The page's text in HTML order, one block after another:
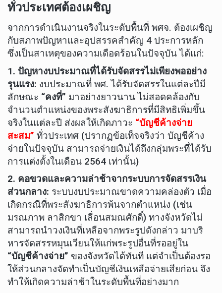
ทั่วประเทศต้องเผชิญ
จากการดำเนินงานจริงในระดับพื้นที่ พศจ. ต้องเผชิญ
กับสภาพปัญหาและอุปสรรคสำคัญ 4 ประการหลัก
ซึ่งเป็นสาเหตุของความเดือดร้อนในปัจจุบัน ได้แก่:
1. ปัญหางบประมาณที่ได้รับจัดสรรไม่เพียงพออย่าง
รุนแรง: งบประมาณที่ พศ. ได้รับจัดสรรในแต่ละปีมี
ลักษณะ “คงที่” มาอย่างยาวนาน ไม่สอดคล้องกับ
จำนวนตำแหน่งของพระสังฆาธิการที่มีสิทธิเพิ่มขึ้น
จริงในแต่ละปี ส่งผลให้เกิดภาวะ “บัญชีค้างจ่าย
สะสม” ทั่วประเทศ (ปรากฏข้อเท็จจริงว่า บัญชีค้าง
จ่ายในปัจจุบัน สามารถจ่ายเงินได้ถึงกลุ่มพระที่ได้รับ
การแต่งตั้งในเดือน 2564 เท่านั้น)
2. คอขวดและความล่าช้าจากระบบการจัดสรรเงิน
ส่วนกลาง: ระบบงบประมาณขาดความคล่องตัว เมื่อ
เกิดกรณีที่พระสังฆาธิการพ้นจากตำแหน่ง (เช่น
มรณภาพ ลาสิกขา เลื่อนสมณศักดิ์) ทางจังหวัดไม่
สามารถนำวงเงินที่เหลือจากพระรูปดังกล่าว มาบริ
หารจัดสรรหมุนเวียนให้แก่พระรูปอื่นที่รออยู่ใน
“บัญชีค้างจ่าย” ของจังหวัดได้ทันที แต่จำเป็นต้องรอ
ให้ส่วนกลางจัดทำเป็นบัญชีเงินเหลือจ่ายเสียก่อน จึง
ทำให้เกิดความล่าช้าในระดับพื้นที่อย่างมาก